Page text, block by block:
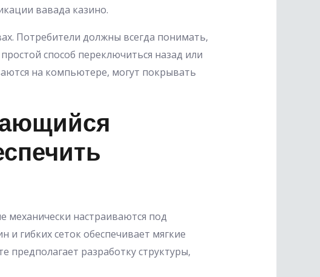
вавада казино.
Потребители должны всегда понимать,
способ переключиться назад или
на компьютере, могут покрывать
настраиваются под
гибких сеток обеспечивает мягкие
разработку структуры,